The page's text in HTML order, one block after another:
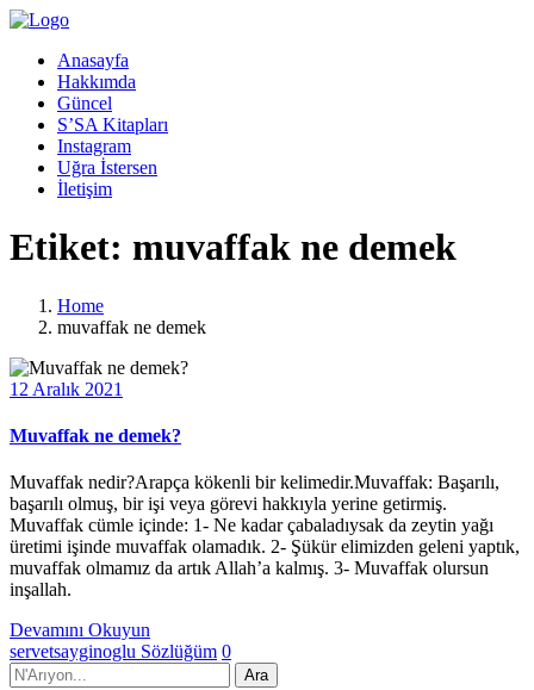
Anasayfa
Hakkımda
Güncel
S’SA Kitapları
Instagram
Uğra İstersen
İletişim
Etiket: muvaffak ne demek
Home
muvaffak ne demek
12 Aralık 2021
Muvaffak ne demek?
Muvaffak nedir?Arapça kökenli bir kelimedir.Muvaffak: Başarılı,
başarılı olmuş, bir işi veya görevi hakkıyla yerine getirmiş.
Muvaffak cümle içinde: 1- Ne kadar çabaladıysak da zeytin yağı
üretimi işinde muvaffak olamadık. 2- Şükür elimizden geleni yaptık,
muvaffak olmamız da artık Allah’a kalmış. 3- Muvaffak olursun
inşallah.
Devamını Okuyun
servetsayginoglu Sözlüğüm 0